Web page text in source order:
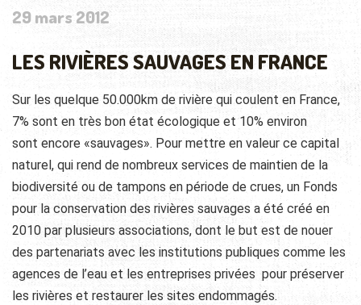
29 mars 2012
LES RIVIÈRES SAUVAGES EN FRANCE
Sur les quelque 50.000km de rivière qui coulent en France,
7% sont en très bon état écologique et 10% environ
sont encore «sauvages». Pour mettre en valeur ce capital
naturel, qui rend de nombreux services de maintien de la
biodiversité ou de tampons en période de crues, un Fonds
pour la conservation des rivières sauvages a été créé en
2010 par plusieurs associations, dont le but est de nouer
des partenariats avec les institutions publiques comme les
agences de l’eau et les entreprises privées pour préserver
les rivières et restaurer les sites endommagés.